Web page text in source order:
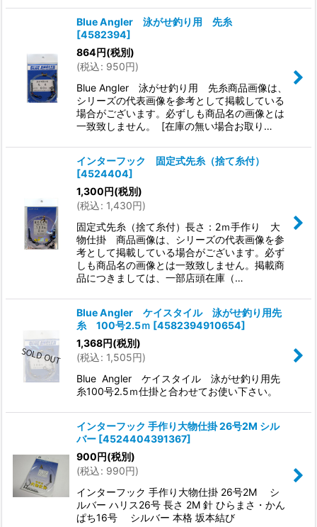
Blue Angler 泳がせ釣り用 先糸
[4582394]
864円(税別)
(税込: 950円)
Blue Angler 泳がせ釣り用 先糸商品画像は、
シリーズの代表画像を参考として掲載している
場合がございます。必ずしも商品名の画像とは
一致致しません。 [在庫の無い場合お取り…
インターフック 固定式先糸（捨て糸付）
[4524404]
1,300円(税別)
(税込: 1,430円)
固定式先糸（捨て糸付）長さ：2ｍ手作り 大
物仕掛 商品画像は、シリーズの代表画像を参
考として掲載している場合がございます。必ず
しも商品名の画像とは一致致しません。掲載商
品につきましては、一部店頭在庫（…
Blue Angler ケイスタイル 泳がせ釣り用先
糸 100号2.5ｍ [4582394910654]
1,368円(税別)
(税込: 1,505円)
Blue Angler ケイスタイル 泳がせ釣り用先
糸100号2.5ｍ仕掛と合わせてお使い下さい。
インターフック 手作り大物仕掛 26号2M シル
バー [4524404391367]
900円(税別)
(税込: 990円)
インターフック 手作り大物仕掛 26号2M シ
ルバー ハリス26号 長さ 2M 針 ひらまさ・かん
ぱち16号 シルバー 本格 坂本結び